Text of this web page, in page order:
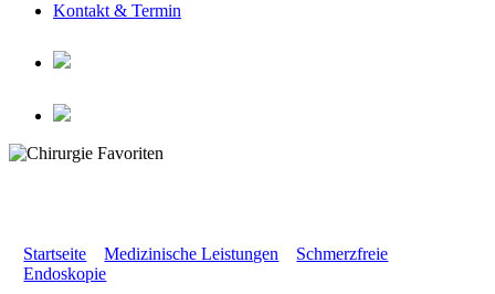
Kontakt & Termin
Startseite »Medizinische Leistungen
Schmerzfreie
Endoskopie